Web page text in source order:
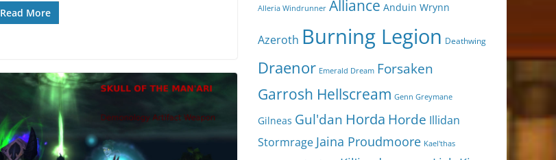
Read More Alleria Windrunner Alliance Anduin Wrynn
Azeroth Burning Legion Deathwing
Draenor Emerald Dream Forsaken
Garrosh Hellscream Genn Greymane
Gilneas Gul'dan Horda Horde Illidan
Stormrage Jaina Proudmoore Kael'thas